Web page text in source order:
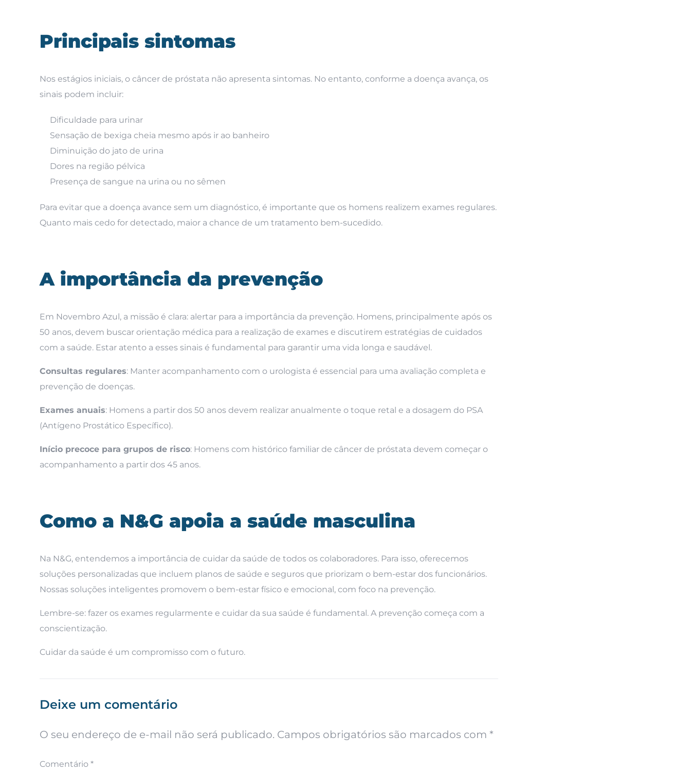
Principais sintomas
Nos estágios iniciais, o câncer de próstata não apresenta sintomas. No entanto, conforme a doença avança, os
sinais podem incluir:
Dificuldade para urinar
Sensação de bexiga cheia mesmo após ir ao banheiro
Diminuição do jato de urina
Dores na região pélvica
Presença de sangue na urina ou no sêmen
Para evitar que a doença avance sem um diagnóstico, é importante que os homens realizem exames regulares.
Quanto mais cedo for detectado, maior a chance de um tratamento bem-sucedido.
A importância da prevenção
Em Novembro Azul, a missão é clara: alertar para a importância da prevenção. Homens, principalmente após os
50 anos, devem buscar orientação médica para a realização de exames e discutirem estratégias de cuidados
com a saúde. Estar atento a esses sinais é fundamental para garantir uma vida longa e saudável.
Consultas regulares: Manter acompanhamento com o urologista é essencial para uma avaliação completa e
prevenção de doenças.
Exames anuais: Homens a partir dos 50 anos devem realizar anualmente o toque retal e a dosagem do PSA
(Antígeno Prostático Específico).
Início precoce para grupos de risco: Homens com histórico familiar de câncer de próstata devem começar o
acompanhamento a partir dos 45 anos.
Como a N&G apoia a saúde masculina
Na N&G, entendemos a importância de cuidar da saúde de todos os colaboradores. Para isso, oferecemos
soluções personalizadas que incluem planos de saúde e seguros que priorizam o bem-estar dos funcionários.
Nossas soluções inteligentes promovem o bem-estar físico e emocional, com foco na prevenção.
Lembre-se: fazer os exames regularmente e cuidar da sua saúde é fundamental. A prevenção começa com a
conscientização.
Cuidar da saúde é um compromisso com o futuro.
Deixe um comentário
O seu endereço de e-mail não será publicado. Campos obrigatórios são marcados com*
Comentário*